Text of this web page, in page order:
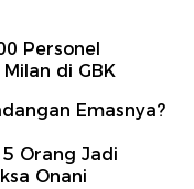
Personel
di GBK
Emasnya?
Orang Jadi
Onani